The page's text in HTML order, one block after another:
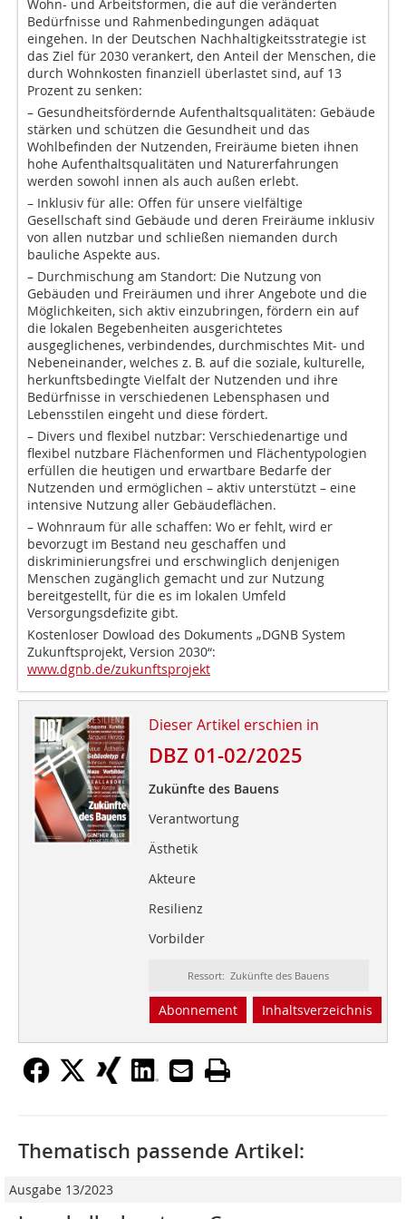
Wohn- und Arbeitsformen, die auf die veränderten
Bedürfnisse und Rahmenbedingungen adäquat
eingehen. In der Deutschen Nachhaltigkeitsstrategie ist
das Ziel für 2030 verankert, den Anteil der Menschen, die
durch Wohnkosten finanziell überlastet sind, auf 13
Prozent zu senken:
– Gesundheitsfördernde Aufenthaltsqualitäten: Gebäude
stärken und schützen die Gesundheit und das
Wohlbefinden der Nutzenden, Freiräume bieten ihnen
hohe Aufenthaltsqualitäten und Naturerfahrungen
werden sowohl innen als auch außen erlebt.
– Inklusiv für alle: Offen für unsere vielfältige
Gesellschaft sind Gebäude und deren Freiräume inklusiv
von allen nutzbar und schließen niemanden durch
bauliche Aspekte aus.
– Durchmischung am Standort: Die Nutzung von
Gebäuden und Freiräumen und ihrer Angebote und die
Möglichkeiten, sich aktiv einzubringen, fördern ein auf
die lokalen Begebenheiten ausgerichtetes
ausgeglichenes, verbindendes, durchmischtes Mit- und
Nebeneinander, welches z. B. auf die soziale, kulturelle,
herkunftsbedingte Vielfalt der Nutzenden und ihre
Bedürfnisse in verschiedenen Lebensphasen und
Lebensstilen eingeht und diese fördert.
– Divers und flexibel nutzbar: Verschiedenartige und
flexibel nutzbare Flächenformen und Flächentypologien
erfüllen die heutigen und erwartbare Bedarfe der
Nutzenden und ermöglichen – aktiv unterstützt – eine
intensive Nutzung aller Gebäudeflächen.
– Wohnraum für alle schaffen: Wo er fehlt, wird er
bevorzugt im Bestand neu geschaffen und
diskriminierungsfrei und erschwinglich denjenigen
Menschen zugänglich gemacht und zur Nutzung
bereitgestellt, für die es im lokalen Umfeld
Versorgungsdefizite gibt.
Kostenloser Dowload des Dokuments „DGNB System
Zukunftsprojekt, Version 2030“:
www.dgnb.de/zukunftsprojekt
Dieser Artikel erschien in
DBZ 01-02/2025
Zukünfte des Bauens
Verantwortung
Ästhetik
Akteure
Resilienz
Vorbilder
Ressort: Zukünfte des Bauens
Abonnement Inhaltsverzeichnis
Thematisch passende Artikel:
Ausgabe 13/2023